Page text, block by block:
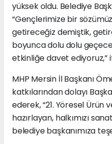
yüksek oldu. Belediye
“Gençlerimize bir
getireceğiz demiştik,
boyunca dolu dolu
etkinliğe davet ediyoruz,”
MHP Mersin İl Başkanı
katkılarından dolayı
ederek, “21. Yöresel Ürün
hazırlayan, halkımızı
belediye başkanımıza